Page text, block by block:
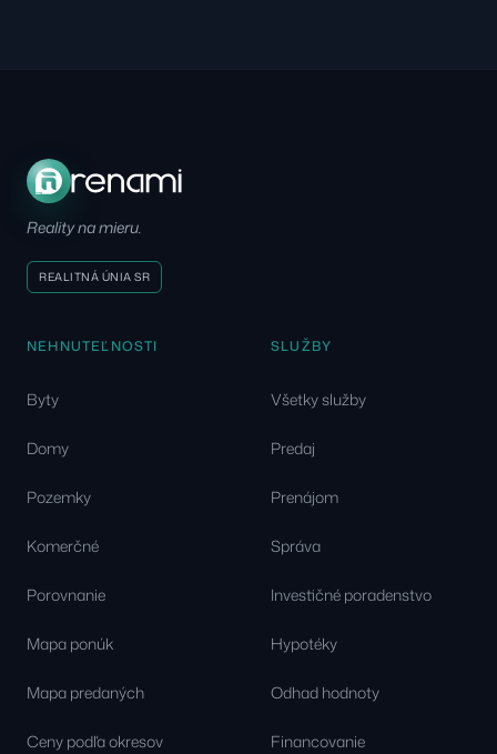
Reality na mieru.
REALITNÁ ÚNIA SR
NEHNUTEĽNOSTI
Byty
Domy
Pozemky
Komerčné
Porovnanie
Mapa ponúk
Mapa predaných
Ceny podľa okresov
SLUŽBY
Všetky služby
Predaj
Prenájom
Správa
Investičné poradenstvo
Hypotéky
Odhad hodnoty
Financovanie